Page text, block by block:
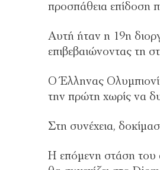
προσπάθεια επίδοση
Αυτή ήταν η 19η
επιβεβαιώνοντας τη
Ο Έλληνας
την πρώτη χωρίς να
Στη συνέχεια,
Η επόμενη στάση του